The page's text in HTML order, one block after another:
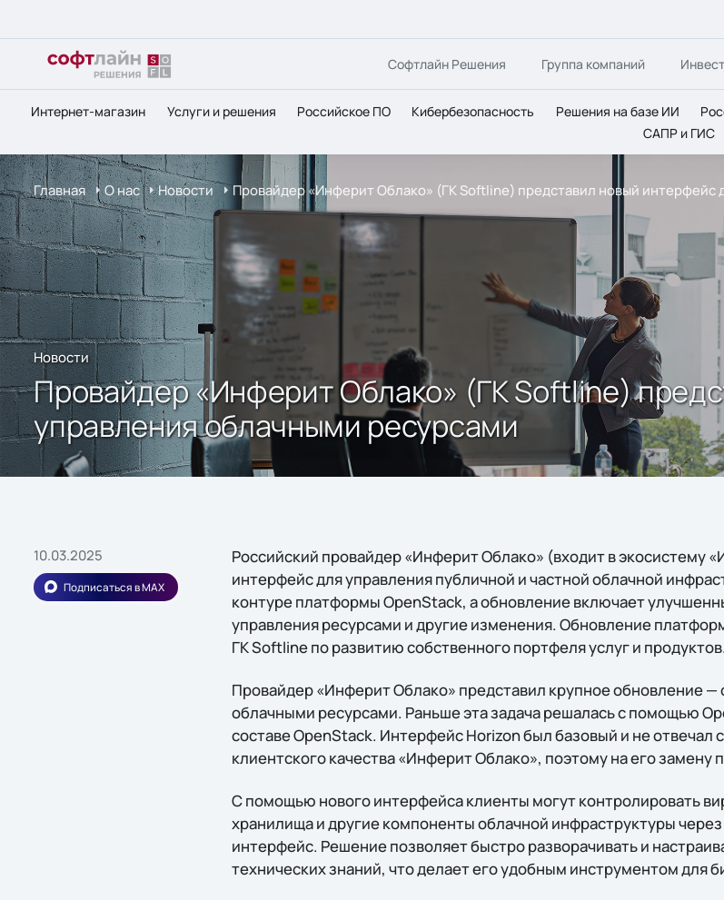
Софтлайн Решения Группа компаний
Интернет-магазин Услуги и решения Российское ПО Кибербезопасность Решения на базе ИИ
САПР и ГИС
Главная О нас Новости Провайдер «Инферит Облако» (ГК Softline) представил новый интерфейс
Новости
Провайдер «Инферит Облако» (ГК Softline)
управления облачными ресурсами
10.03.2025
Подписаться в MAX
Российский провайдер «Инферит Облако» (входит в экосистему
интерфейс для управления публичной и частной облачной
контуре платформы OpenStack, а обновление включает
управления ресурсами и другие изменения. Обновление
ГК Softline по развитию собственного портфеля услуг и продуктов.
Провайдер «Инферит Облако» представил крупное обновление —
облачными ресурсами. Раньше эта задача решалась с помощью
составе OpenStack. Интерфейс Horizon был базовый и не отвечал
клиентского качества «Инферит Облако», поэтому на его
С помощью нового интерфейса клиенты могут контролировать
хранилища и другие компоненты облачной инфраструктуры
интерфейс. Решение позволяет быстро разворачивать и
технических знаний, что делает его удобным инструментом для